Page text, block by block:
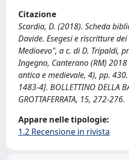
Citazione
Scardia, D. (2018). Scheda
Davide. Esegesi e riscritture
Medioevo", a c. di D. Tripaldi,
Ingegno, Canterano (RM)
antica e medievale, 4), pp.
1483-4]. BOLLETTINO DELLA
GROTTAFERRATA, 15, 272-276.
Appare nelle tipologie:
1.2 Recensione in rivista